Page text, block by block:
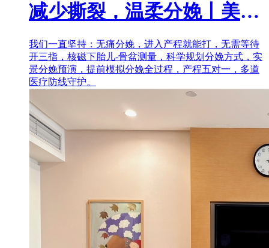
减少撕裂，温柔分娩丨美中宜和顺产通关“三件套”，香迷糊了！
我们一直坚持：无痛分娩，进入产程就能打，无需等待
开三指，核磁下胎儿-骨盆测量，科学规划分娩方式，实
景分娩预演，提前模拟分娩全过程，产程五对一，多道
医疗防线守护。